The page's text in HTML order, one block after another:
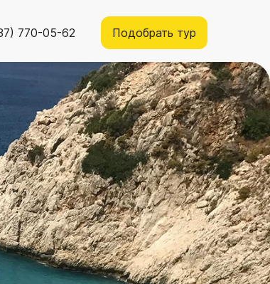
770-05-62 Подобрать тур